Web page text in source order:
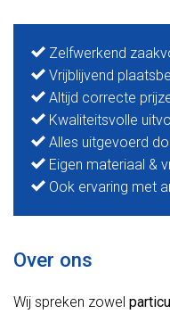
Zelfwerkend
Vrijblijvend
Altijd correcte
Kwaliteitsvolle
Alles uitgevoerd
Eigen materiaal &
Ook ervaring met
Over ons
Wij spreken zowel